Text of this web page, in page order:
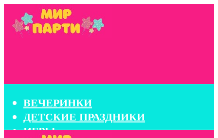
ВЕЧЕРИНКИ
ДЕТСКИЕ ПРАЗДНИКИ
ИГРЫ